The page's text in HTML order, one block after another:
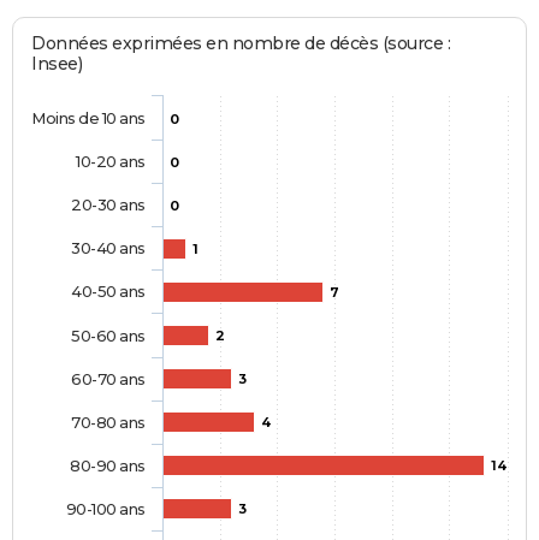
Données exprimées en nombre de décès (source :
Insee)
0
0
0
1
7
2
3
4
14
3
Moins de 10 ans
10-20 ans
20-30 ans
30-40 ans
40-50 ans
50-60 ans
60-70 ans
70-80 ans
80-90 ans
90-100 ans